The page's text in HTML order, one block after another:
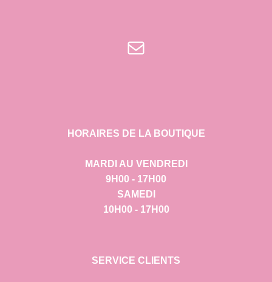
E-mail
HORAIRES DE LA BOUTIQUE
MARDI AU VENDREDI
9H00 - 17H00
SAMEDI
10H00 - 17H00
SERVICE CLIENTS